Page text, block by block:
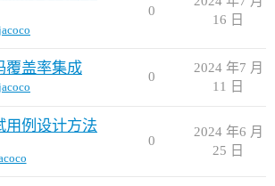
0
16 日
覆盖率集成 0
2024 年7 月
11 日
用例设计方法
0
2024 年6 月
25 日